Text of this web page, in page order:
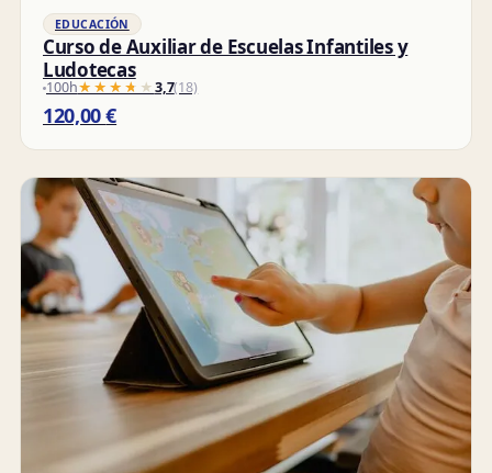
EDUCACIÓN
Curso de Auxiliar de Escuelas Infantiles y
Ludotecas
100h★★★★★
★★★★★3,7(18)
120,00€